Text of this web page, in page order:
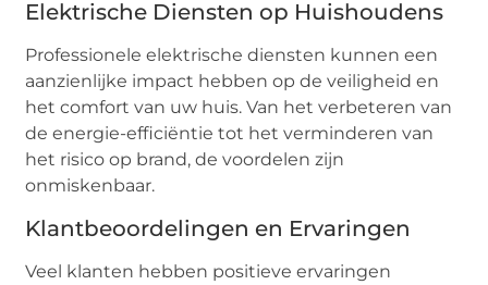
Elektrische Diensten op Huishoudens
Professionele elektrische diensten kunnen een
aanzienlijke impact hebben op de veiligheid en
het comfort van uw huis. Van het verbeteren van
de energie-efficiëntie tot het verminderen van
het risico op brand, de voordelen zijn
onmiskenbaar.
Klantbeoordelingen en Ervaringen
Veel klanten hebben positieve ervaringen